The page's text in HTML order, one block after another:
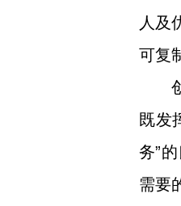
人及
可复
既发
务”
需要